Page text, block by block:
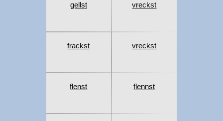
gellst vreckst
frackst vreckst
flenst flennst